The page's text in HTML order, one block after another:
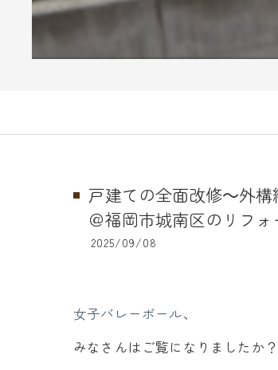
戸建ての全面改修～外
＠福岡市城南区のリフォ
2025/09/08
女子バレーボール、
みなさんはご覧になりましたか？